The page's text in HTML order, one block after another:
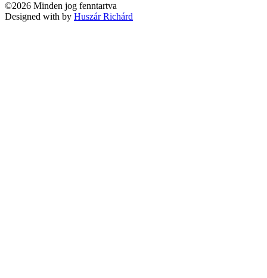
©2026 Minden jog fenntartva
Designed with by Huszár Richárd